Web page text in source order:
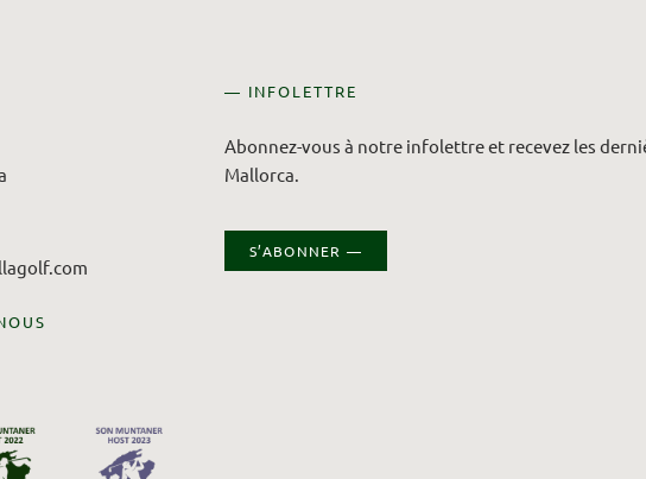
— INFOLETTRE
Abonnez-vous à notre infolettre et recevez les
Mallorca.
S’ABONNER —